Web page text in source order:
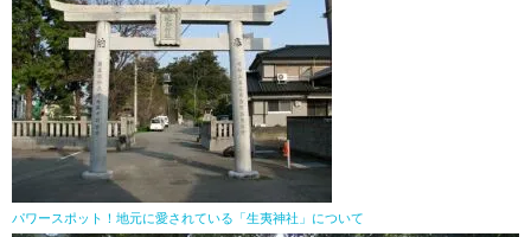
パワースポット！地元に愛されている「生夷神社」について